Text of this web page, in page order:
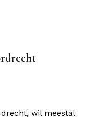
wil meestal